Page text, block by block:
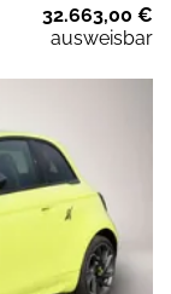
32.663,00 €
ausweisbar